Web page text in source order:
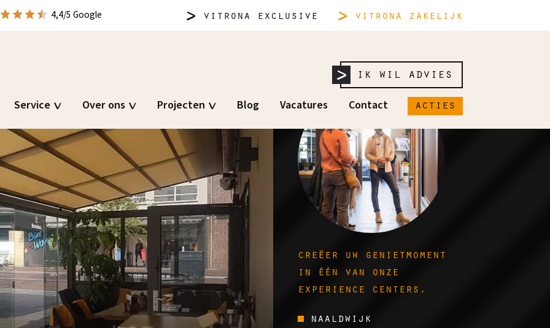
4,4/5 Google vitrona exclusive vitrona zakelijk
Service Over ons Projecten Blog Vacatures Contact acties
ik wil advies
creëer uw genietmoment
in één van onze
experience centers.
naaldwijk